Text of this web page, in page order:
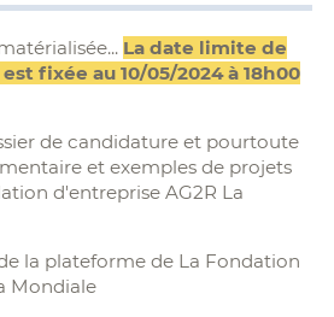
La date limite de
fixée au 10/05/2024 à 18h00
de candidature et pourtoute
et exemples de projets
d'entreprise AG2R La
la plateforme de La Fondation
Mondiale